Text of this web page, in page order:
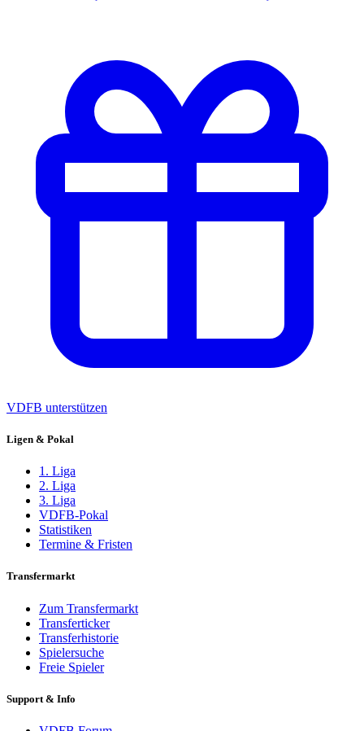
VDFB unterstützen
Ligen & Pokal
1. Liga
2. Liga
3. Liga
VDFB-Pokal
Statistiken
Termine & Fristen
Transfermarkt
Zum Transfermarkt
Transferticker
Transferhistorie
Spielersuche
Freie Spieler
Support & Info